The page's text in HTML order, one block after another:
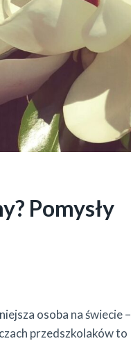
Pomysły
osoba na świecie –
przedszkolaków to